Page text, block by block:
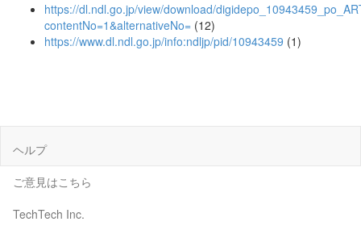
https://dl.ndl.go.jp/view/download/
contentNo=1&alternativeNo= (12)
https://www.dl.ndl.go.jp/info:ndljp/pid/10943459 (1)
ヘルプ
ご意見はこちら
TechTech Inc.